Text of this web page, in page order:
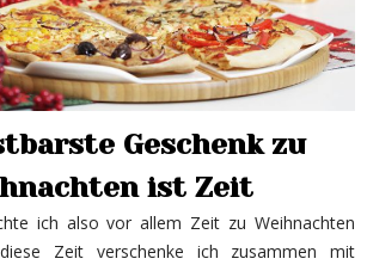
Geschenk zu
ist Zeit
ich also vor allem Zeit zu Weihnachten
Zeit verschenke ich zusammen mit